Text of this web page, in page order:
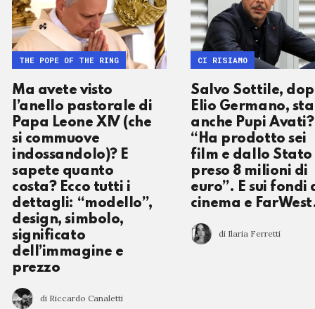
Ma avete visto
l’anello pastorale di
Papa Leone XIV (che
si commuove
indossandolo)? E
sapete quanto
costa? Ecco tutti i
dettagli: “modello”,
design, simbolo,
significato
dell’immagine e
prezzo
di Riccardo Canaletti
THE POPE OF THE RING
Salvo Sottile,
Elio Germano,
anche Pupi Avati?
“Ha prodotto sei
film e dallo Stato
preso 8 milioni di
euro”. E sui fondi
cinema e
di Ilaria Ferretti
CI RISIAMO